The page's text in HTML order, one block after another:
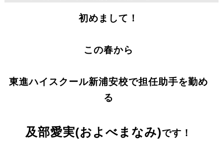
初めまして！
この春から
東進ハイスクール新浦安校で担任助手を勤め
る
及部愛実(およべまなみ)です！